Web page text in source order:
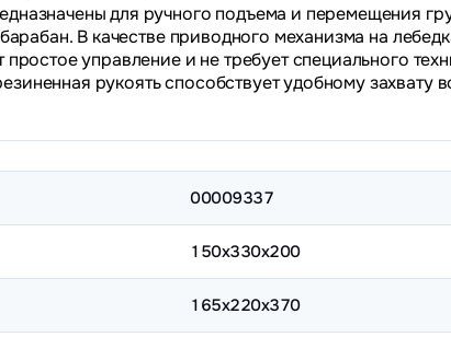
для ручного подъема и перемещения
В качестве приводного механизма на
управление и не требует специального
рукоять способствует удобному захвату
00009337
150х330х200
165х220х370